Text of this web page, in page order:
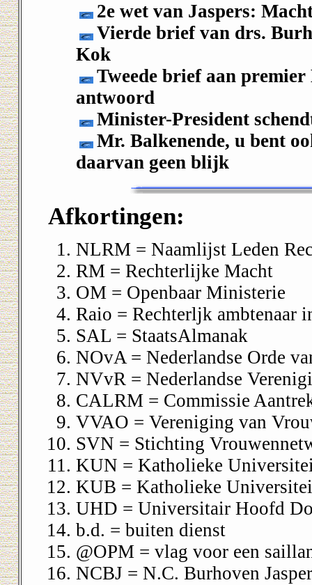
2e wet van Jaspers:
Vierde brief van drs.
Kok
Tweede brief aan
antwoord
Minister-President
Mr. Balkenende, u bent
daarvan geen blijk
Afkortingen:
NLRM = Naamlijst Leden
RM = Rechterlijke Macht
OM = Openbaar Ministerie
Raio = Rechterljk ambtenaar
SAL = StaatsAlmanak
NOvA = Nederlandse Orde
NVvR = Nederlandse
CALRM = Commissie
VVAO = Vereniging van
SVN = Stichting
KUN = Katholieke
KUB = Katholieke
UHD = Universitair Hoofd
b.d. = buiten dienst
@OPM = vlag voor een
NCBJ = N.C. Burhoven